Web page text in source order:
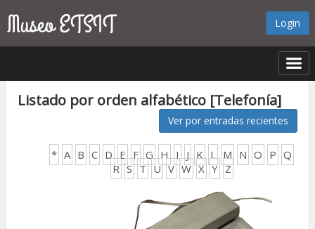
Login
Listado por orden alfabético [Telefonía]
Ver por entradas recientes
* A B C D E F G H I J K L M N O P Q
R S T U V W X Y Z